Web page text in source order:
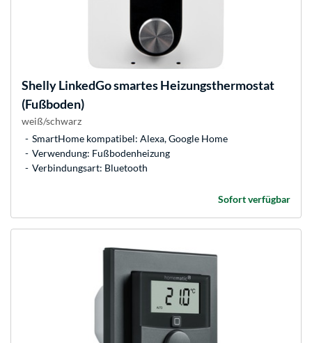
ShellyLinkedGo smartes Heizungsthermostat
(Fußboden)
weiß/schwarz
SmartHome kompatibel: Alexa, Google Home
Verwendung: Fußbodenheizung
Verbindungsart: Bluetooth
Sofort verfügbar